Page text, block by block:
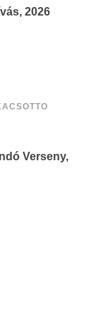
2026
Verseny,